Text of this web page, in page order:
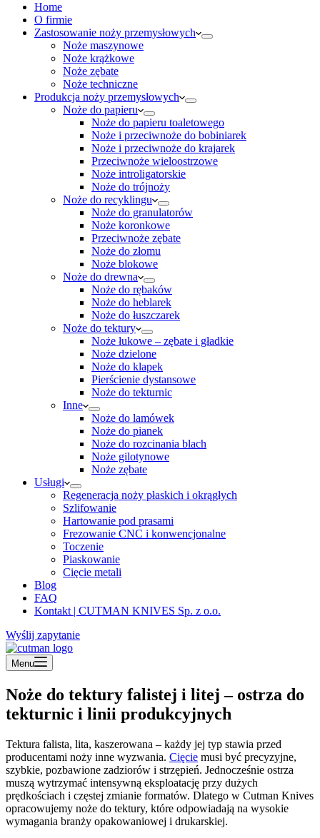
Home
O firmie
Zastosowanie noży przemysłowych
Noże maszynowe
Noże krążkowe
Noże zębate
Noże techniczne
Produkcja noży przemysłowych
Noże do papieru
Noże do papieru toaletowego
Noże i przeciwnoże do bobiniarek
Noże i przeciwnoże do krajarek
Przeciwnoże wieloostrzowe
Noże introligatorskie
Noże do trójnoży
Noże do recyklingu
Noże do granulatorów
Noże koronkowe
Przeciwnoże zębate
Noże do złomu
Noże blokowe
Noże do drewna
Noże do rębaków
Noże do heblarek
Noże do łuszczarek
Noże do tektury
Noże łukowe – zębate i gładkie
Noże dzielone
Noże do klapek
Pierścienie dystansowe
Noże do tekturnic
Inne
Noże do lamówek
Noże do pianek
Noże do rozcinania blach
Noże gilotynowe
Noże zębate
Usługi
Regeneracja noży płaskich i okrągłych
Szlifowanie
Hartowanie pod prasami
Frezowanie CNC i konwencjonalne
Toczenie
Piaskowanie
Cięcie metali
Blog
FAQ
Kontakt | CUTMAN KNIVES Sp. z o.o.
Wyślij zapytanie
Menu
Noże do tektury falistej i litej – ostrza do
tekturnic i linii produkcyjnych
Tektura falista, lita, kaszerowana – każdy jej typ stawia przed
producentami noży inne wyzwania. Cięcie musi być precyzyjne,
szybkie, pozbawione zadziorów i strzępień. Jednocześnie ostrza
muszą wytrzymać intensywną eksploatację przy dużych
prędkościach i częstej zmianie formatów. Dlatego w Cutman Knives
opracowujemy noże do tektury, które odpowiadają na wysokie
wymagania branży opakowaniowej i drukarskiej.